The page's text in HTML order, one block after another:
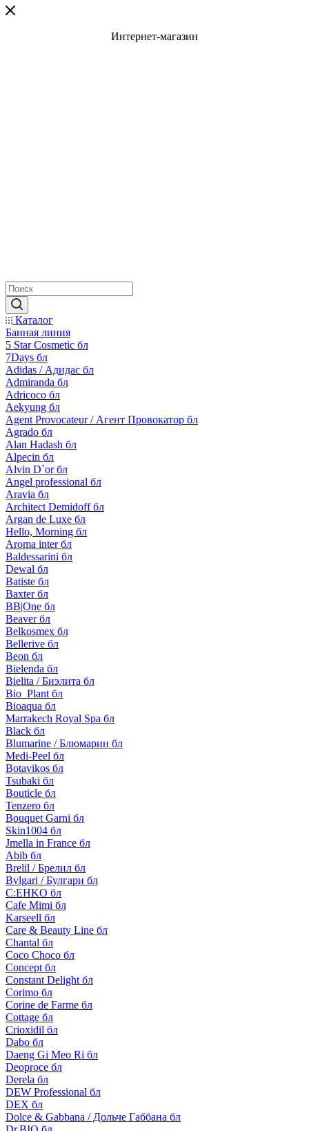
Интернет-магазин
Каталог
Банная линия
5 Star Cosmetic бл
7Days бл
Adidas / Адидас бл
Admiranda бл
Adricoco бл
Aekyung бл
Agent Provocateur / Агент Провокатор бл
Agrado бл
Alan Hadash бл
Alpecin бл
Alvin D`or бл
Angel professional бл
Aravia бл
Architect Demidoff бл
Argan de Luxe бл
Hello, Morning бл
Aroma inter бл
Baldessarini бл
Dewal бл
Batiste бл
Baxter бл
BB|One бл
Beaver бл
Belkosmex бл
Bellerive бл
Beon бл
Bielenda бл
Bielita / Биэлита бл
Bio_Plant бл
Bioaqua бл
Marrakech Royal Spa бл
Black бл
Blumarine / Блюмарин бл
Medi-Peel бл
Botavikos бл
Tsubaki бл
Bouticle бл
Tenzero бл
Bouquet Garni бл
Skin1004 бл
Jmella in France бл
Abib бл
Brelil / Брелил бл
Bvlgari / Булгари бл
C:EHKO бл
Cafe Mimi бл
Karseell бл
Care & Beauty Line бл
Chantal бл
Coco Choco бл
Concept бл
Constant Delight бл
Corimo бл
Corine de Farme бл
Cottage бл
Crioxidil бл
Dabo бл
Daeng Gi Meo Ri бл
Deoproce бл
Derela бл
DEW Professional бл
DEX бл
Dolce & Gabbana / Дольче Габбана бл